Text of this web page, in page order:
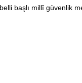
başlı millî güvenlik